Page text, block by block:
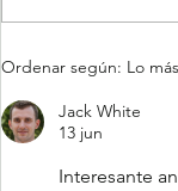
1MB es premiado
Julio
Ordenar según: Lo
Jack White
13 jun
Interesante